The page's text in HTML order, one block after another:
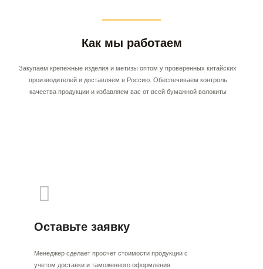
Как мы работаем
Закупаем крепежные изделия и метизы оптом у проверенных китайских
производителей и доставляем в Россию. Обеспечиваем контроль
качества продукции и избавляем вас от всей бумажной волокиты
Оставьте заявку
Менеджер сделает просчет стоимости продукции с
учетом доставки и таможенного оформления